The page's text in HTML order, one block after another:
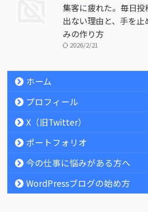
集客に疲れた。毎日投
出ない理由と、手を止
みの作り方
2026/2/21
ホーム
プロフィール
X（旧Twitter）
ポートフォリオ
今の仕事に悩みがある方へ
WordPressブログの始め方